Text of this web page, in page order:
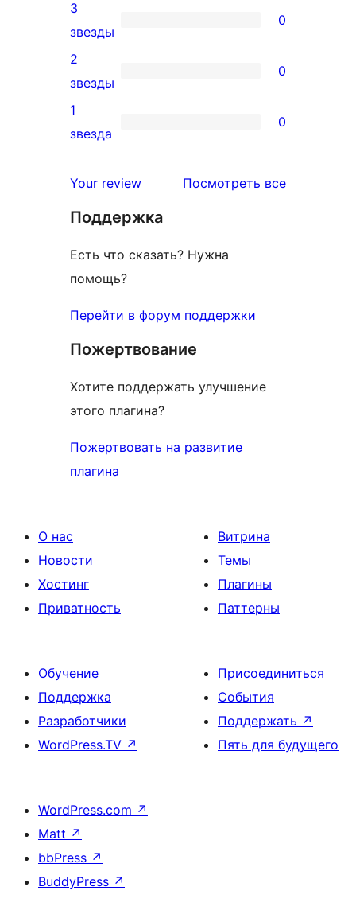
отзыв
4-
звездный
отзыв
0
3-
звездный
отзыв
3
звезды
0
0
2-
звездный
2
звезды
0
0
звездный
1
звезда
0
Your review Посмотреть всеотзывы
Поддержка
Есть что сказать? Нужна
помощь?
Перейти в форум поддержки
Пожертвование
Хотите поддержать улучшение
этого плагина?
Пожертвовать на развитие
плагина
О нас
Новости
Хостинг
Приватность
Витрина
Темы
Плагины
Паттерны
Обучение
Поддержка
Разработчики
WordPress.TV ↗
Присоединиться
События
Поддержать ↗
Пять для будущего
WordPress.com ↗
Matt ↗
bbPress ↗
BuddyPress ↗